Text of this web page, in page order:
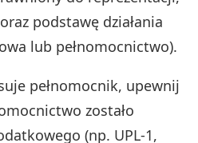
podstawę działania
lub pełnomocnictwo).
pełnomocnik, upewnij
zostało
(np. UPL‑1,